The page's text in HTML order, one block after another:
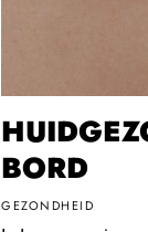
BORD
GEZONDHEID